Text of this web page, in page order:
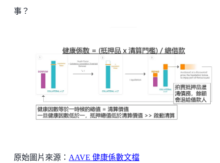
事？
原始圖片來源： AAVE 健康係數文檔